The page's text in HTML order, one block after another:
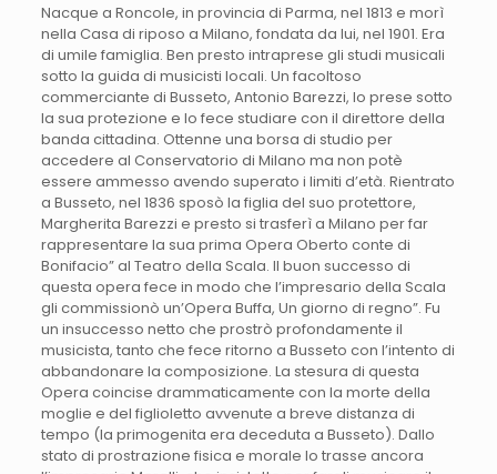
Nacque a Roncole, in provincia di Parma, nel 1813 e morì
nella Casa di riposo a Milano, fondata da lui, nel 1901. Era
di umile famiglia. Ben presto intraprese gli studi musicali
sotto la guida di musicisti locali. Un facoltoso
commerciante di Busseto, Antonio Barezzi, lo prese sotto
la sua protezione e lo fece studiare con il direttore della
banda cittadina. Ottenne una borsa di studio per
accedere al Conservatorio di Milano ma non potè
essere ammesso avendo superato i limiti d’età. Rientrato
a Busseto, nel 1836 sposò la figlia del suo protettore,
Margherita Barezzi e presto si trasferì a Milano per far
rappresentare la sua prima Opera Oberto conte di
Bonifacio” al Teatro della Scala. Il buon successo di
questa opera fece in modo che l’impresario della Scala
gli commissionò un’Opera Buffa, Un giorno di regno”. Fu
un insuccesso netto che prostrò profondamente il
musicista, tanto che fece ritorno a Busseto con l’intento di
abbandonare la composizione. La stesura di questa
Opera coincise drammaticamente con la morte della
moglie e del figlioletto avvenute a breve distanza di
tempo (la primogenita era deceduta a Busseto). Dallo
stato di prostrazione fisica e morale lo trasse ancora